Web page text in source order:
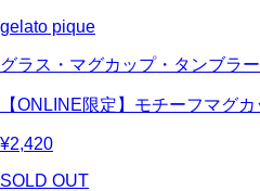
gelato pique
グラス・マグカップ・タンブラー
【ONLINE限定】モチーフマグ
¥2,420
SOLD OUT